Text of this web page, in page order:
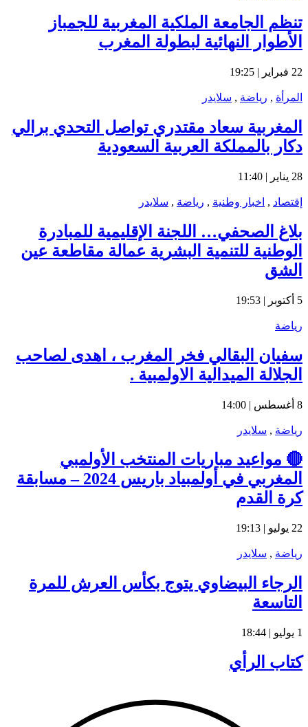
تنظم الجامعة الملكية المغربية للجمباز
الأطوار النهائية لبطولة المغرب
22 فبراير | 19:25
المرأة , رياضة , سلايدر
المغربية سعاد مقتدري تواصل التحدي برالي
دكار بالمملكة العربية السعودية
28 يناير | 11:40
إقتصاد , اخبار وطنية , رياضة , سلايدر
بلاغ الصحفي… اللجنة الإقليمية للمبادرة
الوطنية للتنمية البشرية عمالة مقاطعة عين
الشق
5 أكتوبر | 19:53
رياضة
سفيان البقالي فخر المغرب ، اهدى لصاحب
الجلالة الميدالية الاولمبية .
8 أغسطس | 14:00
رياضة , سلايدر
🔴 مواعيد مباريات المنتخب الأولمبي
المغربي في أولمبياد باريس 2024 – مسابقة
كرة القدم
22 يوليو | 19:13
رياضة , سلايدر
الرجاء البيضاوي يتوج بكأس العرش للمرة
التاسعة
1 يوليو | 18:44
كتاب الرأي